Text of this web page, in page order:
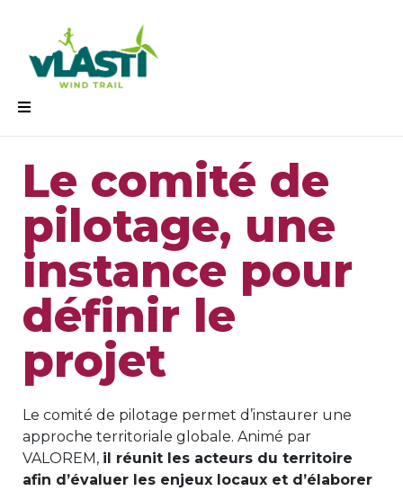
Le comité de
pilotage, une
instance pour
définir le
projet
Le comité de pilotage permet d’instaurer une
approche territoriale globale. Animé par
VALOREM, il réunit les acteurs du territoire
afin d’évaluer les enjeux locaux et d’élaborer